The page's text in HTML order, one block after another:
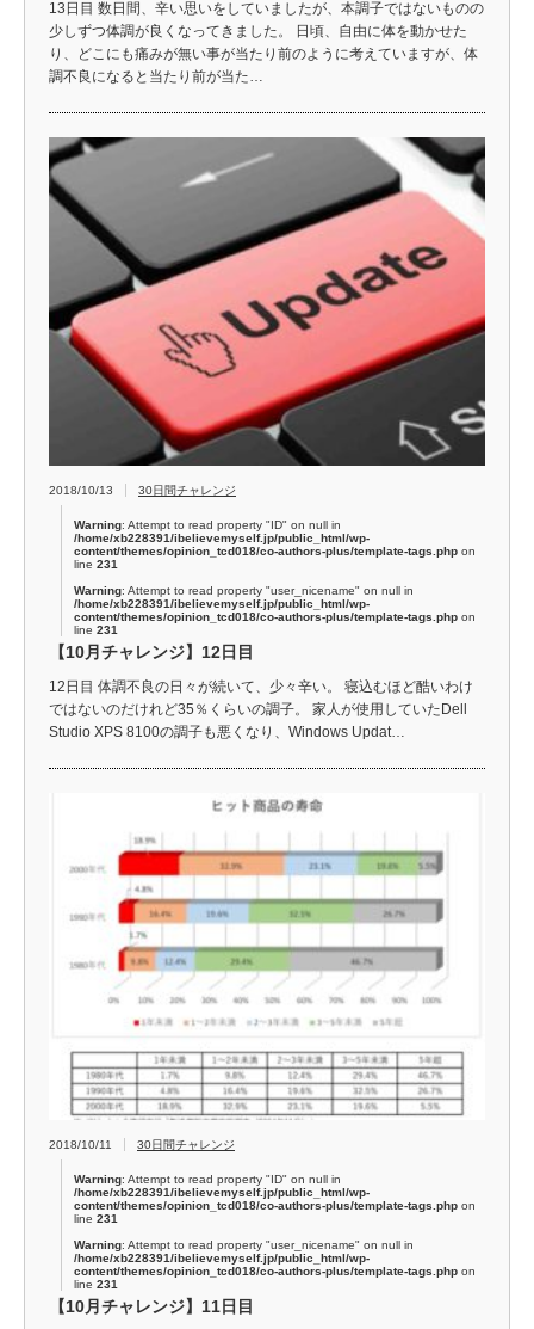
13日目 数日間、辛い思いをしていましたが、本調子ではないものの
少しずつ体調が良くなってきました。 日頃、自由に体を動かせた
り、どこにも痛みが無い事が当たり前のように考えていますが、体
調不良になると当たり前が当た…
2018/10/13 30日間チャレンジ
Warning: Attempt to read property "ID" on null in
/home/xb228391/ibelievemyself.jp/public_html/wp-
content/themes/opinion_tcd018/co-authors-plus/template-tags.php on
line 231
Warning: Attempt to read property "user_nicename" on null in
/home/xb228391/ibelievemyself.jp/public_html/wp-
content/themes/opinion_tcd018/co-authors-plus/template-tags.php on
line 231
【10月チャレンジ】12日目
12日目 体調不良の日々が続いて、少々辛い。 寝込むほど酷いわけ
ではないのだけれど35％くらいの調子。 家人が使用していたDell
Studio XPS 8100の調子も悪くなり、Windows Updat…
2018/10/11 30日間チャレンジ
Warning: Attempt to read property "ID" on null in
/home/xb228391/ibelievemyself.jp/public_html/wp-
content/themes/opinion_tcd018/co-authors-plus/template-tags.php on
line 231
Warning: Attempt to read property "user_nicename" on null in
/home/xb228391/ibelievemyself.jp/public_html/wp-
content/themes/opinion_tcd018/co-authors-plus/template-tags.php on
line 231
【10月チャレンジ】11日目